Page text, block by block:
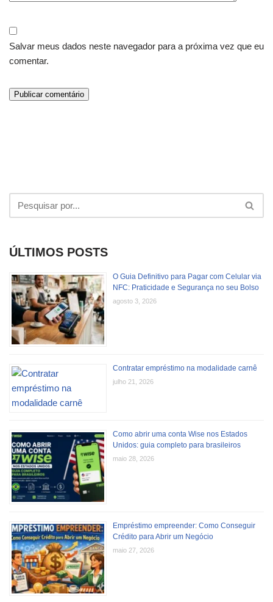
Salvar meus dados neste navegador para a próxima vez que eu
comentar.
ÚLTIMOS POSTS
O Guia Definitivo para Pagar com Celular via
NFC: Praticidade e Segurança no seu Bolso
agosto 3, 2026
Contratar empréstimo na modalidade carnê
julho 21, 2026
Como abrir uma conta Wise nos Estados
Unidos: guia completo para brasileiros
maio 28, 2026
Empréstimo empreender: Como Conseguir
Crédito para Abrir um Negócio
maio 27, 2026